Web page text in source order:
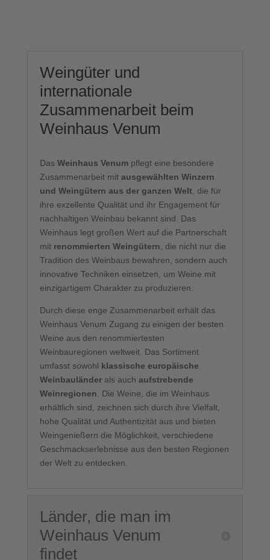
Weingüter und
internationale
Zusammenarbeit beim
Weinhaus Venum
Das Weinhaus Venumpflegt eine besondere
Zusammenarbeit mit ausgewählten Winzern
und Weingütern aus der ganzen Welt, die für
ihre exzellente Qualität und ihr Engagement für
nachhaltigen Weinbau bekannt sind. Das
Weinhaus legt großen Wert auf die Partnerschaft
mit renommierten Weingütern , die nicht nur die
Tradition des Weinbaus bewahren, sondern auch
innovative Techniken einsetzen, um Weine mit
einzigartigem Charakter zu produzieren.
Durch diese enge Zusammenarbeit erhält das
Weinhaus Venum Zugang zu einigen der besten
Weine aus den renommiertesten
Weinbauregionen weltweit. Das Sortiment
umfasst sowohl klassische europäische
Weinbauländerals auch aufstrebende
Weinregionen . Die Weine, die im Weinhaus
erhältlich sind, zeichnen sich durch ihre Vielfalt,
hohe Qualität und Authentizität aus und bieten
Weingenießern die Möglichkeit, verschiedene
Geschmackserlebnisse aus den besten Regionen
der Welt zu entdecken.
Länder, die man im
Weinhaus Venum
findet